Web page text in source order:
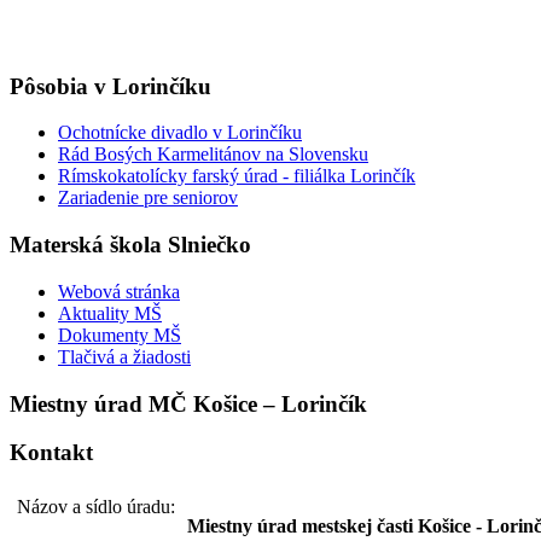
Pôsobia v Lorinčíku
Ochotnícke divadlo v Lorinčíku
Rád Bosých Karmelitánov na Slovensku
Rímskokatolícky farský úrad - filiálka Lorinčík
Zariadenie pre seniorov
Materská škola Slniečko
Webová stránka
Aktuality MŠ
Dokumenty MŠ
Tlačivá a žiadosti
Miestny úrad MČ Košice – Lorinčík
Kontakt
Názov a sídlo úradu:
Miestny úrad mestskej časti Košice -